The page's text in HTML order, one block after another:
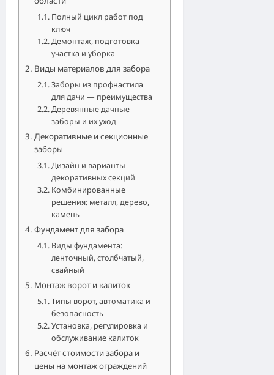
Полный цикл работ под
ключ
Демонтаж, подготовка
участка и уборка
Виды материалов для забора
Заборы из профнастила
для дачи — преимущества
Деревянные дачные
заборы и их уход
Декоративные и секционные
заборы
Дизайн и варианты
декоративных секций
Комбинированные
решения: металл, дерево,
камень
Фундамент для забора
Виды фундамента:
ленточный, столбчатый,
свайный
Монтаж ворот и калиток
Типы ворот, автоматика и
безопасность
Установка, регулировка и
обслуживание калиток
Расчёт стоимости забора и
цены на монтаж ограждений